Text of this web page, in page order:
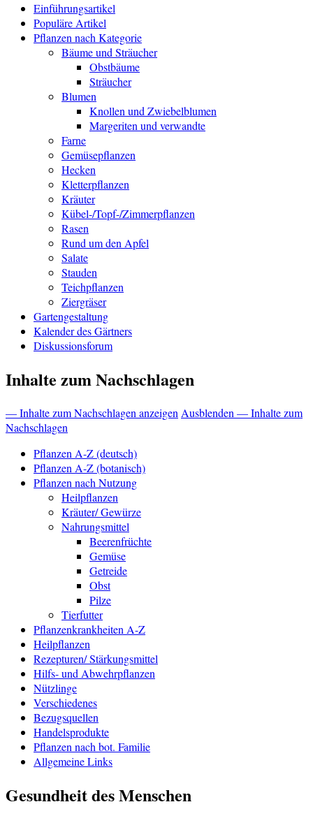
Einführungsartikel
Populäre Artikel
Pflanzen nach Kategorie
Bäume und Sträucher
Obstbäume
Sträucher
Blumen
Knollen und Zwiebelblumen
Margeriten und verwandte
Farne
Gemüsepflanzen
Hecken
Kletterpflanzen
Kräuter
Kübel-/Topf-/Zimmerpflanzen
Rasen
Rund um den Apfel
Salate
Stauden
Teichpflanzen
Ziergräser
Gartengestaltung
Kalender des Gärtners
Diskussionsforum
Inhalte zum Nachschlagen
— Inhalte zum Nachschlagen anzeigenAusblenden — Inhalte zum
Nachschlagen
Pflanzen A-Z (deutsch)
Pflanzen A-Z (botanisch)
Pflanzen nach Nutzung
Heilpflanzen
Kräuter/ Gewürze
Nahrungsmittel
Beerenfrüchte
Gemüse
Getreide
Obst
Pilze
Tierfutter
Pflanzenkrankheiten A-Z
Heilpflanzen
Rezepturen/ Stärkungsmittel
Hilfs- und Abwehrpflanzen
Nützlinge
Verschiedenes
Bezugsquellen
Handelsprodukte
Pflanzen nach bot. Familie
Allgemeine Links
Gesundheit des Menschen